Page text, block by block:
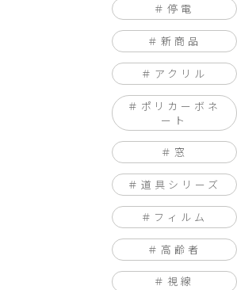
停電
新商品
アクリル
ポリカーボネ
ート
窓
道具シリーズ
フィルム
高齢者
視線